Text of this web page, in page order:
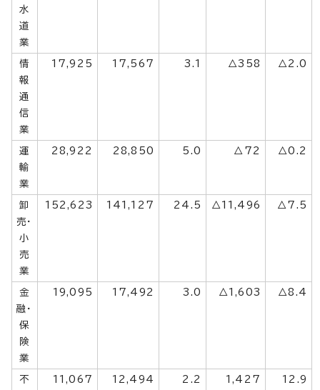
水
道
業
情
報
通
信
業
17,925 17,567 3.1 △358 △2.0
運
輸
業
28,922 28,850 5.0 △72 △0.2
卸
売・
小
売
業
152,623 141,127 24.5 △11,496 △7.5
金
融・
保
険
業
19,095 17,492 3.0 △1,603 △8.4
不 11,067 12,494 2.2 1,427 12.9